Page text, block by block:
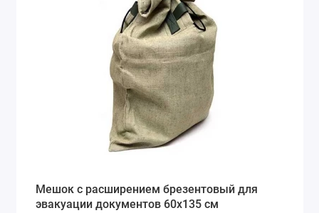
Мешок с расширением брезентовый для
эвакуации документов 60х135 см